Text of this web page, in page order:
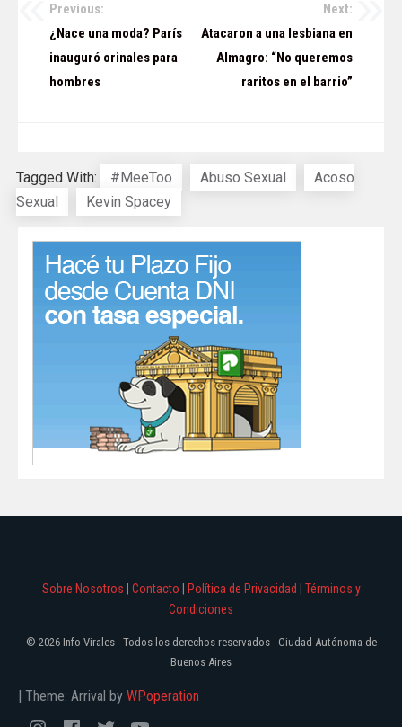
Navegación
entradas
Previous:
¿Nace una moda? París
inauguró orinales para
hombres
Next:
Atacaron a una lesbiana en
Almagro: “No queremos
raritos en el barrio”
Tagged With: #MeeToo Abuso Sexual
Acoso
Sexual
Kevin Spacey
Sobre Nosotros Contacto Política de Privacidad
Términos y
Condiciones
© 2026 Info Virales - Todos los derechos reservados - Ciudad Autónoma de
Buenos Aires
| Theme: Arrival by WPoperation